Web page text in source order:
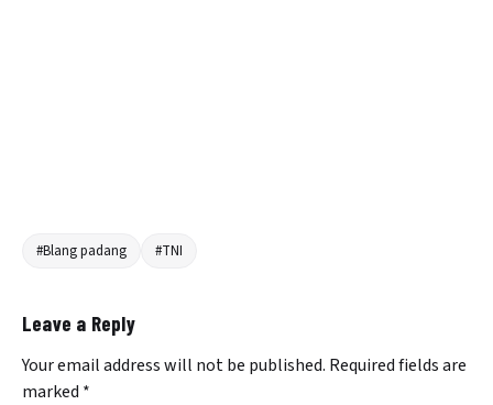
#Blang padang #TNI
Leave a Reply
Your email address will not be published. Required fields are
marked *